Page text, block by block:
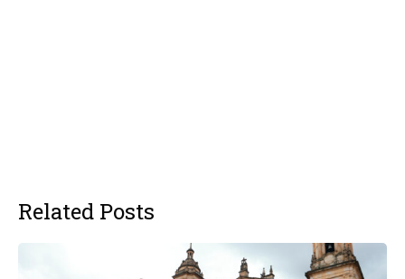
Related Posts